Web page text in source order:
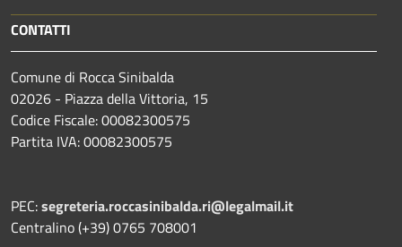
CONTATTI
Comune di Rocca Sinibalda
02026 - Piazza della Vittoria, 15
Codice Fiscale: 00082300575
Partita IVA: 00082300575
PEC:segreteria.roccasinibalda.ri@legalmail.it
Centralino (+39) 0765 708001